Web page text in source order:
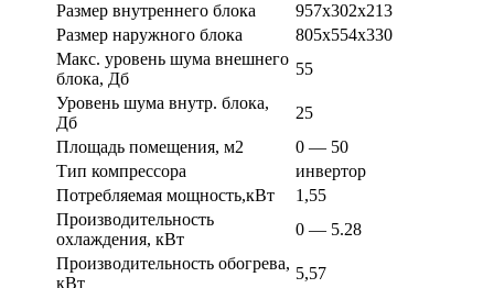
Размер внутреннего блока
957х302х213
Размер наружного блока
805х554х330
Макс. уровень шума внешнего
блока, Дб
55
Уровень шума внутр. блока,
Дб
25
Площадь помещения, м2
0 — 50
Тип компрессора
инвертор
Потребляемая мощность,кВт
1,55
Производительность
охлаждения, кВт
0 — 5.28
Производительность обогрева,
кВт
5,57